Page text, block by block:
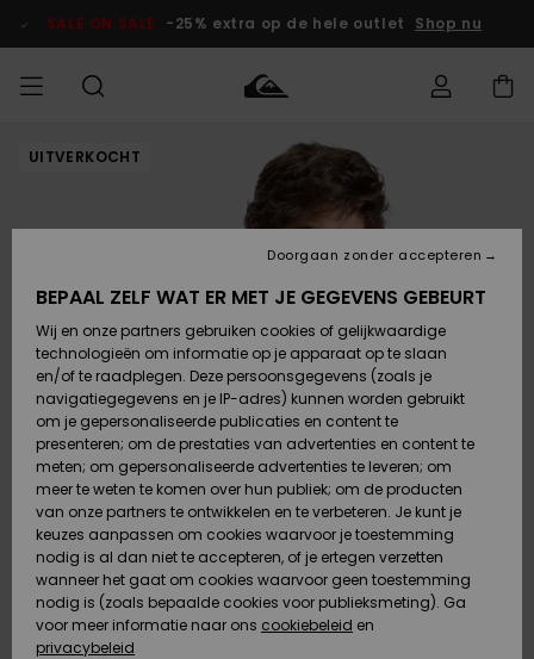
Productinformatie
SALE ON SALE -25% extra op de hele outlet Shop nu
HEREN Kleding
Accessoires
Schoenen &
Slippers
Surf /
Water
Snow
Nieuw
JONGENS
Kleding
Accessoires
Schoenen &
Slippers
Surf /
Water
Sneeuw
Nieuw
DAMES
Highlights
Snow
SURF
Heren Surf
Shop
Surf Shop
Highlights
Community
SNOW
Heren Snow
Shop
Snow Shop
Dames
Snow Shop
Highlights
Gemeenschap
SALE ON
SALE
HEREN
OUTLET
Kinderen
VROUW
OUTLET
Regio- En
Taalinstellingen
français
Nederlands
Toegang tot
mijn bestelling
Retouren
Betaling
Giftcard
Quiksilver
Freedom
Gegevensbescherming
UITVERKOCHT
BEPAAL ZELF WAT ER MET JE GEGEVENS GEBEURT
Wij en onze partners gebruiken cookies of gelijkwaardige
technologieën om informatie op je apparaat op te slaan
en/of te raadplegen. Deze persoonsgegevens (zoals je
navigatiegegevens en je IP-adres) kunnen worden gebruikt
om je gepersonaliseerde publicaties en content te
presenteren; om de prestaties van advertenties en content te
meten; om gepersonaliseerde advertenties te leveren; om
meer te weten te komen over hun publiek; om de producten
van onze partners te ontwikkelen en te verbeteren. Je kunt je
keuzes aanpassen om cookies waarvoor je toestemming
nodig is al dan niet te accepteren, of je ertegen verzetten
wanneer het gaat om cookies waarvoor geen toestemming
nodig is (zoals bepaalde cookies voor publieksmeting). Ga
voor meer informatie naar ons cookiebeleid en
privacybeleid
Doorgaan zonder accepteren